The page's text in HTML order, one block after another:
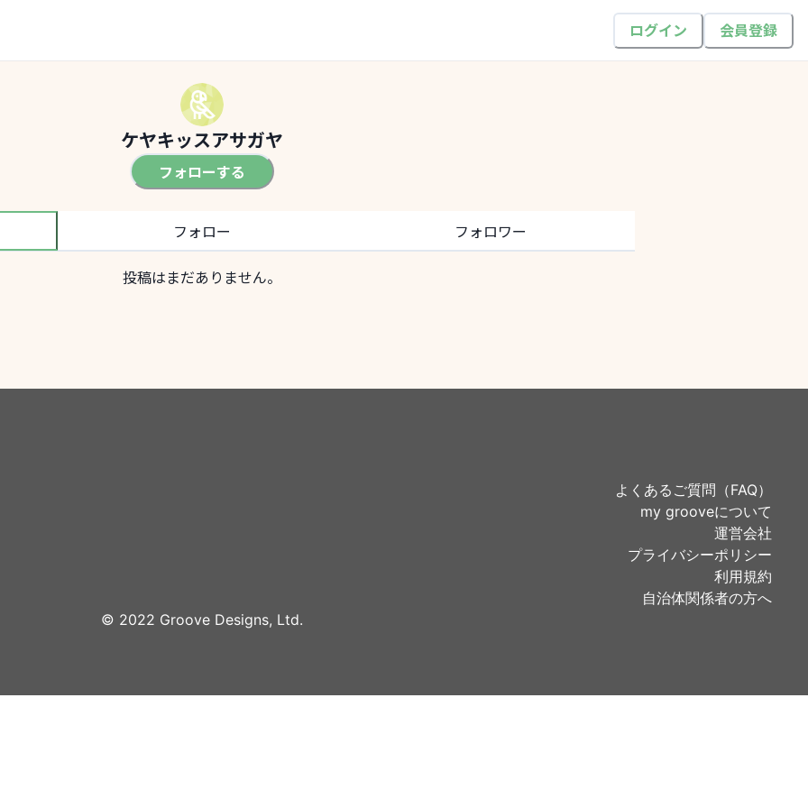
ログイン 会員登録
ケヤキッスアサガヤ
フォローする
フォロー フォロワー
投稿はまだありません。
よくあるご質問（FAQ）
my grooveについて
運営会社
プライバシーポリシー
利用規約
自治体関係者の方へ
©︎ 2022 Groove Designs, Ltd.